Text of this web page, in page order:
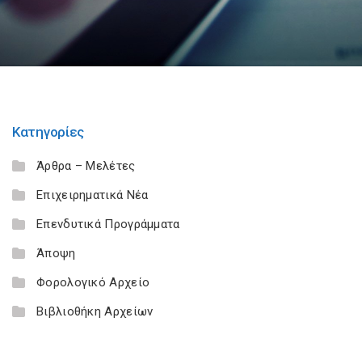
Κατηγορίες
Άρθρα – Μελέτες
Επιχειρηματικά Νέα
Επενδυτικά Προγράμματα
Άποψη
Φορολογικό Αρχείο
Βιβλιοθήκη Αρχείων